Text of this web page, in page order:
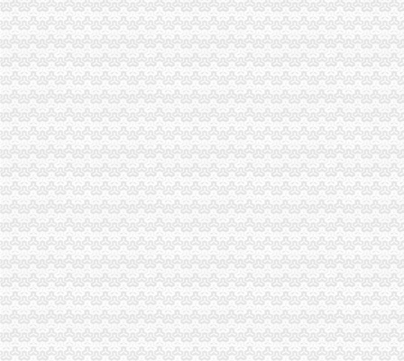
工商动态
沙坪坝局抓住“五个关键”0元注册公司流程推动重点工作全面开展
荣昌局一元注册公司流程四举措建立与监管对象联系服务机制
万盛局五项措施加“五一”一元注册公司流程旅游市场管理见成效
江津局“两手抓”一元注册公司流程积构建食品安全监管长效机制
云局1元注册公司五措并举促农村经纪人健康发展
大足局免费注册公司石马工商所三项措施清理整顿户外广告
彭水工商局一元注册公司与公安联手整辖区旅馆业
永川局0元注册公司流程化合同帮扶制度支持涉农企业发展
秀山局“三加、三落实”0元注册公司流程开展风廉政建设
高新区IT市一元注册公司场实行《先行赔付制度》
渝中“12315”一元注册公司巡查车再添便民服务新功能
沙坪坝局免费注册公司部分工商所上门验照贴花 促进监管服务两统一
市0元注册公司工商确定未来五年商标发展工作目标
永川局0元注册公司实施四项工程提升工商服务质量有实效
万州局重庆免费注册公司出台新举措促进订单农业发展
忠县局达贯彻达贯彻市一元注册公司委三届四次全委会和学习实践科学发展观
万州局1元注册公司丰富学习载体开展七项调研活动
沙坪坝局以四型模范为指针造“四型”0元注册公司领导班子